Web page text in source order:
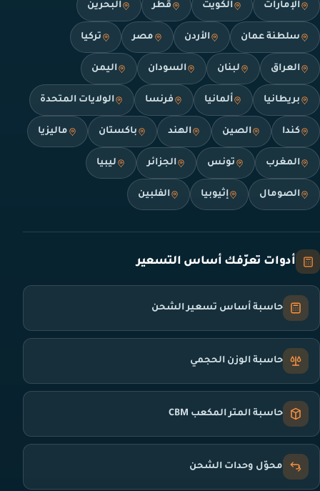
الإمارات الكويت قطر البحرين
سلطنة عمان الأردن مصر تركيا
العراق لبنان السودان اليمن
بريطانيا ألمانيا فرنسا الولايات المتحدة
كندا الصين الهند باكستان ماليزيا
المغرب تونس الجزائر ليبيا
الصومال إثيوبيا الفلبين
أدوات تعرّفك أساس التسعير
حاسبة أساس تسعير الشحن
حاسبة الوزن الحجمي
حاسبة المتر المكعب CBM
محوّل وحدات الشحن